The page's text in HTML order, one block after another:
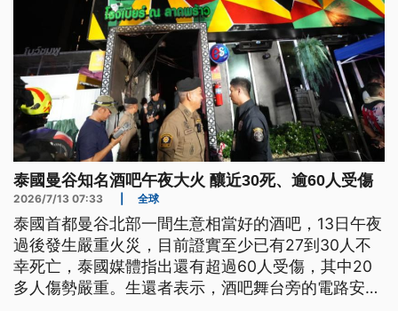
泰國曼谷知名酒吧午夜大火 釀近30死、逾60人受傷
2026/7/13 07:33 全球
泰國首都曼谷北部一間生意相當好的酒吧，13日午夜
過後發生嚴重火災，目前證實至少已有27到30人不
幸死亡，泰國媒體指出還有超過60人受傷，其中20
多人傷勢嚴重。生還者表示，酒吧舞台旁的電路安全